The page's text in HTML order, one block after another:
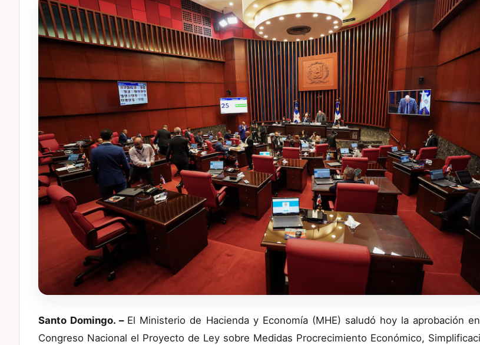
Santo Domingo. – El Ministerio de Hacienda y Economía (MHE) saludó hoy la aprobación
Congreso Nacional el Proyecto de Ley sobre Medidas Procrecimiento Económico,